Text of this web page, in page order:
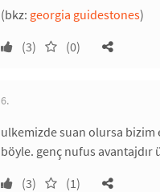
(bkz: georgia guidestones)
(3)
(0)
6.
ulkemizde suan olursa bizim
böyle. genç nufus avantajdır
(3)
(1)